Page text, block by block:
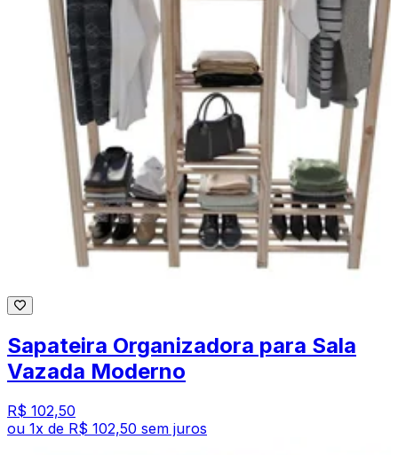
Sapateira Organizadora para Sala
Vazada Moderno
R$ 102,50
ou 1x de R$ 102,50 sem juros